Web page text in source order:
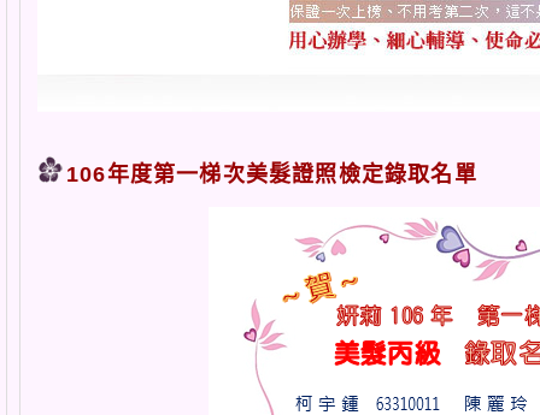
106年度第一梯次美髮證照檢定錄取名單